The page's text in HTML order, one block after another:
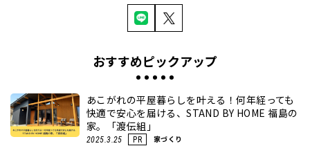
おすすめピックアップ
あこがれの平屋暮らしを叶える！何年経っても
快適で安心を届ける、STAND BY HOME 福島の
家。「渡伝組」
2025.3.25 PR 家づくり